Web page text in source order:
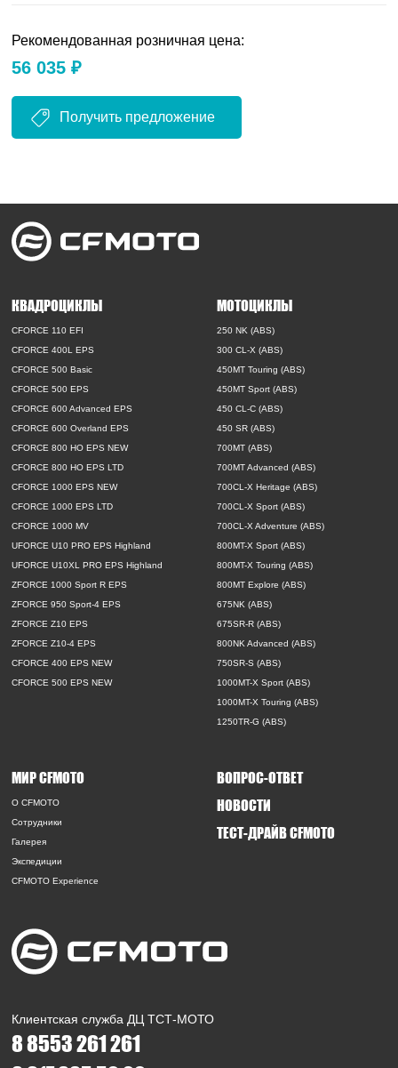
Рекомендованная розничная цена:
56 035 ₽
Получить предложение
Клиентская служба ДЦ ТСТ-МОТО
8 8553 261 261
КВАДРОЦИКЛЫ
CFORCE 110 EFI
CFORCE 400L EPS
CFORCE 500 Basic
CFORCE 500 EPS
CFORCE 600 Advanced EPS
CFORCE 600 Overland EPS
CFORCE 800 HO EPS NEW
CFORCE 800 HO EPS LTD
CFORCE 1000 EPS NEW
CFORCE 1000 EPS LTD
CFORCE 1000 MV
UFORCE U10 PRO EPS Highland
UFORCE U10XL PRO EPS Highland
ZFORCE 1000 Sport R EPS
ZFORCE 950 Sport-4 EPS
ZFORCE Z10 EPS
ZFORCE Z10-4 EPS
CFORCE 400 EPS NEW
CFORCE 500 EPS NEW
МОТОЦИКЛЫ
250 NK (ABS)
300 CL-X (ABS)
450MT Touring (ABS)
450MT Sport (ABS)
450 CL-C (ABS)
450 SR (ABS)
700MT (ABS)
700MT Advanced (ABS)
700CL-X Heritage (ABS)
700CL-X Sport (ABS)
700CL-X Adventure (ABS)
800MT-X Sport (ABS)
800MT-X Touring (ABS)
800MT Explore (ABS)
675NK (ABS)
675SR-R (ABS)
800NK Advanced (ABS)
750SR-S (ABS)
1000MT-X Sport (ABS)
1000MT-X Touring (ABS)
1250TR-G (ABS)
МИР CFMOTO
O CFMOTO
Сотрудники
Галерея
Экспедиции
CFMOTO Experience
ВОПРОС-ОТВЕТ
НОВОСТИ
ТЕСТ-ДРАЙВ CFMOTO